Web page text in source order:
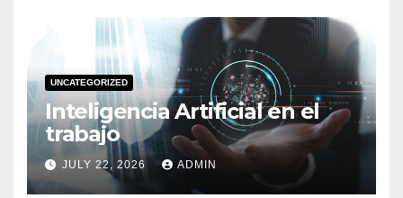
UNCATEGORIZED
Inteligencia Artificial en el
trabajo
JULY 22, 2026 ADMIN